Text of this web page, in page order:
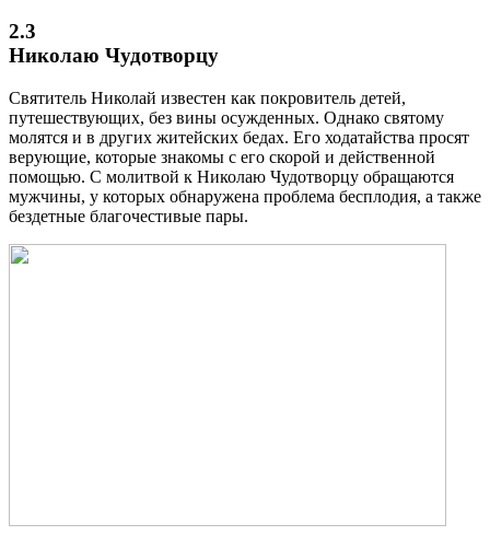
2.3
Николаю Чудотворцу
Святитель Николай известен как покровитель детей,
путешествующих, без вины осужденных. Однако святому
молятся и в других житейских бедах. Его ходатайства просят
верующие, которые знакомы с его скорой и действенной
помощью. С молитвой к Николаю Чудотворцу обращаются
мужчины, у которых обнаружена проблема бесплодия, а также
бездетные благочестивые пары.